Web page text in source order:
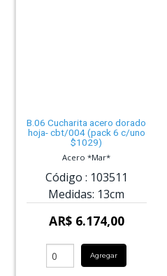
B.06 Cucharita acero dorado
hoja- cbt/004 (pack 6 c/uno
$1029)
Acero *Mar*
Código : 103511
Medidas: 13cm
AR$ 6.174,00
Agregar